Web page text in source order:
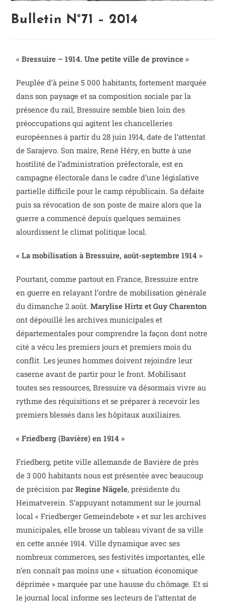
Bulletin N°71 – 2014
«Bressuire – 1914. Une petite ville de province »
Peuplée d’à peine 5 000 habitants, fortement marquée
dans son paysage et sa composition sociale par la
présence du rail, Bressuire semble bien loin des
préoccupations qui agitent les chancelleries
européennes à partir du 28 juin 1914, date de l’attentat
de Sarajevo. Son maire, René Héry, en butte à une
hostilité de l’administration préfectorale, est en
campagne électorale dans le cadre d’une législative
partielle difficile pour le camp républicain. Sa défaite
puis sa révocation de son poste de maire alors que la
guerre a commencé depuis quelques semaines
alourdissent le climat politique local.
« La mobilisation à Bressuire, août-septembre 1914 »
Pourtant, comme partout en France, Bressuire entre
en guerre en relayant l’ordre de mobilisation générale
du dimanche 2 août.Marylise Hirtz et Guy Charenton
ont dépouillé les archives municipales et
départementales pour comprendre la façon dont notre
cité a vécu les premiers jours et premiers mois du
conflit. Les jeunes hommes doivent rejoindre leur
caserne avant de partir pour le front. Mobilisant
toutes ses ressources, Bressuire va désormais vivre au
rythme des réquisitions et se préparer à recevoir les
premiers blessés dans les hôpitaux auxiliaires.
« Friedberg (Bavière) en 1914 »
Friedberg, petite ville allemande de Bavière de près
de 3 000 habitants nous est présentée avec beaucoup
de précision parRegine Nägele, présidente du
Heimatverein. S’appuyant notamment sur le journal
local « Friedberger Gemeindebote » et sur les archives
municipales, elle brosse un tableau vivant de sa ville
en cette année 1914. Ville dynamique avec ses
nombreux commerces, ses festivités importantes, elle
n’en connaît pas moins une « situation économique
déprimée » marquée par une hausse du chômage. Et si
le journal local informe ses lecteurs de l’attentat de